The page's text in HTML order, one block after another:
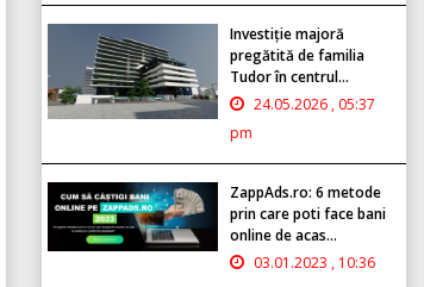
Investiție majoră
pregătită de familia
Tudor în centrul...
24.05.2026 , 05:37
pm
ZappAds.ro: 6 metode
prin care poti face bani
online de acas...
03.01.2023 , 10:36